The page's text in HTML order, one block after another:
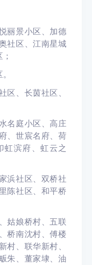
丽景小区、加德
社区、江南星城
区、长茵社区、
名庭小区、高庄
、世宸名府、荷
虹滨府、虹云之
浜社区、双桥社
陈社区、和平桥
姑娘桥村、五联
桥南沈村、傅楼
村、联华新村、
朱、董家埭、油